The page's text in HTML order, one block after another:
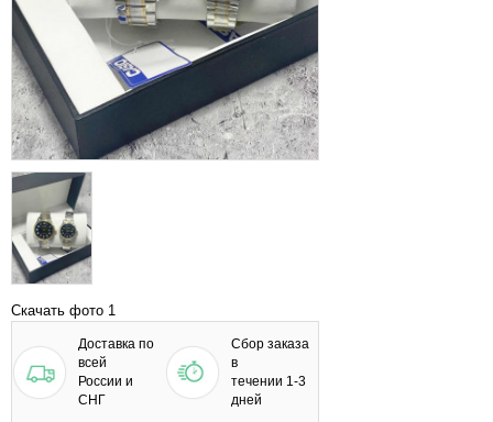
Скачать фото 1
Доставка по
всей
России и
СНГ
Сбор заказа
в
течении 1-3
дней